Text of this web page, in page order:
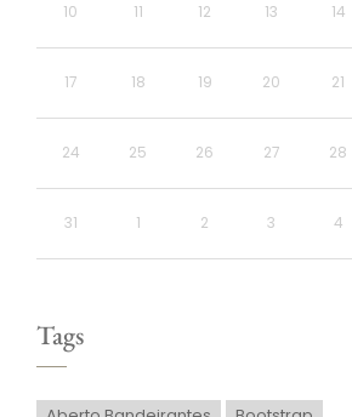
10 11 12 13 14
17 18 19 20 21
24 25 26 27 28
31 1 2 3 4
Tags